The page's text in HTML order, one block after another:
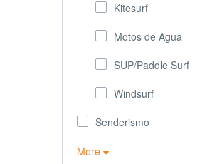
Kitesurf
Motos de Agua
SUP/Paddle Surf
Windsurf
Senderismo
More